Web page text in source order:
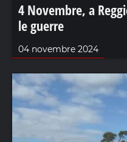
4 Novembre, a
le guerre
04 novembre 2024